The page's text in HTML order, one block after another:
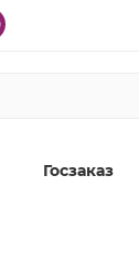
Госзаказ